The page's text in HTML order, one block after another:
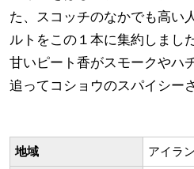
た、スコッチのなかでも高い
ルトをこの１本に集約しまし
甘いピート香がスモークやハ
追ってコショウのスパイシー
地域 アイラ